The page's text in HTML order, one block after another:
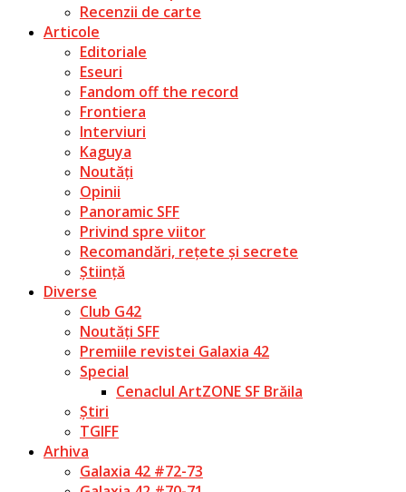
Recenzii de carte
Articole
Editoriale
Eseuri
Fandom off the record
Frontiera
Interviuri
Kaguya
Noutăți
Opinii
Panoramic SFF
Privind spre viitor
Recomandări, rețete și secrete
Știință
Diverse
Club G42
Noutăți SFF
Premiile revistei Galaxia 42
Special
Cenaclul ArtZONE SF Brăila
Știri
TGIFF
Arhiva
Galaxia 42 #72-73